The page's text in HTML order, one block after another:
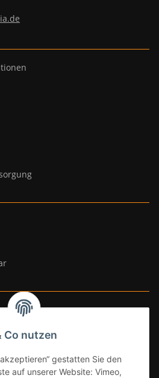
Co nutzen
gestatten Sie den
auf unserer Website: Vimeo,